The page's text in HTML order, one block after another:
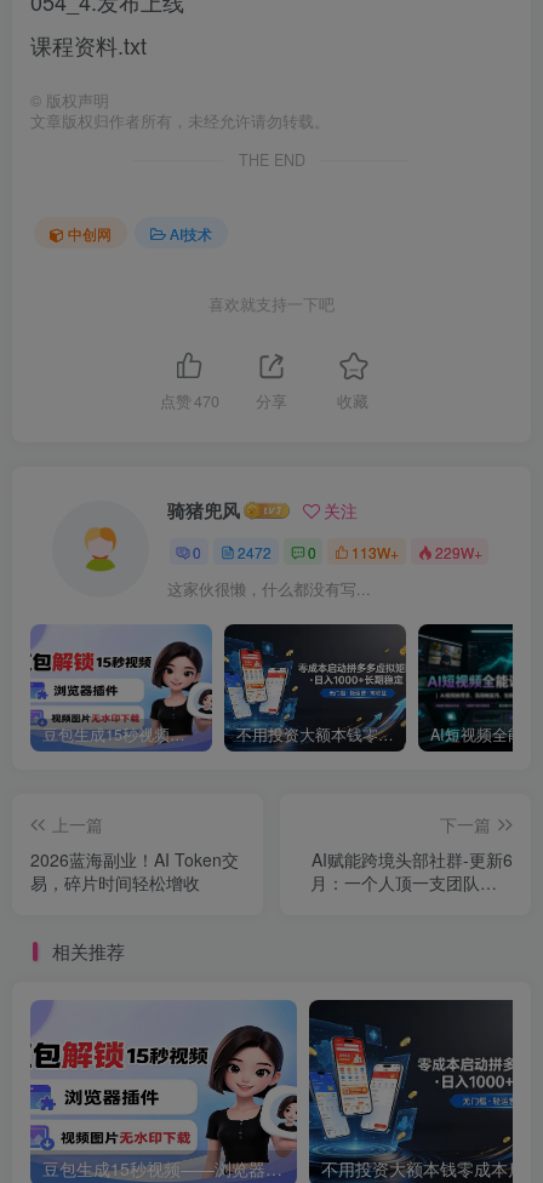
课程资料.txt
© 版权声明
文章版权归作者所有，未经允许请勿转载。
THE END
中创网 AI技术
喜欢就支持一下吧
点赞 470 分享 收藏
骑猪兜风 关注
0 2472 0 113W+ 229W+
这家伙很懒，什么都没有写...
豆包生成15秒视频——浏览器插件：豆包/Dola 视频图片无水印下载 + 解锁15秒视频生成 不用投资大额本钱零成本启动，做拼多多虚拟矩阵，长期稳定！轻松维持日入 1000
上一篇
2026蓝海副业！AI Token交
易，碎片时间轻松增收
下一篇
AI赋能跨境头部社群-更新6
月：一个人顶一支团队，AI
相关推荐
豆包生成15秒视频——浏览器插件：豆包/Dola 视频图片无水印下载 + 解锁15秒视频生成